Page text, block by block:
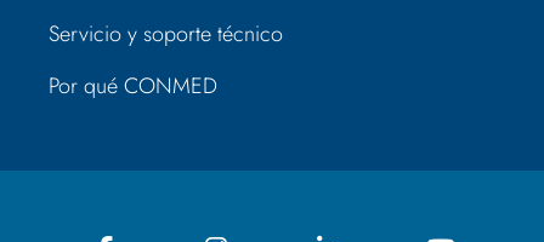
Servicio y soporte técnico
Por qué CONMED